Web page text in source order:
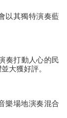
以其獨特演奏藍
奏打動人心的民
大獲好評。
樂場地演奏混合